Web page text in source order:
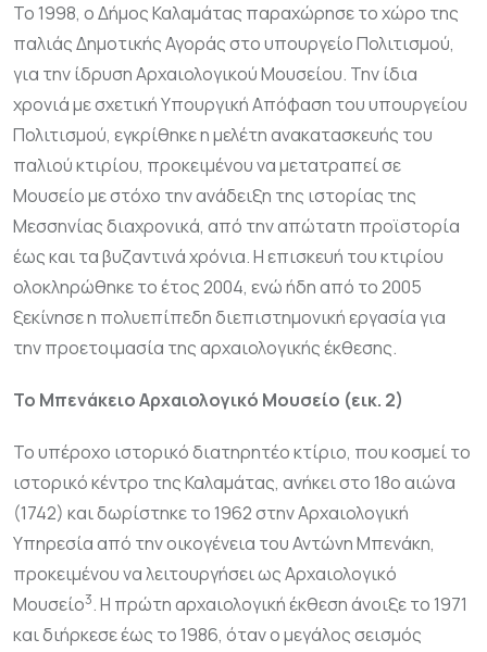
Το 1998, ο Δήμος Καλαμάτας παραχώρησε το χώρο της
παλιάς Δημοτικής Αγοράς στο υπουργείο Πολιτισμού,
για την ίδρυση Αρχαιολογικού Μουσείου. Την ίδια
χρονιά με σχετική Υπουργική Απόφαση του υπουργείου
Πολιτισμού, εγκρίθηκε η μελέτη ανακατασκευής του
παλιού κτιρίου, προκειμένου να μετατραπεί σε
Μουσείο με στόχο την ανάδειξη της ιστορίας της
Μεσσηνίας διαχρονικά, από την απώτατη προϊστορία
έως και τα βυζαντινά χρόνια. Η επισκευή του κτιρίου
ολοκληρώθηκε το έτος 2004, ενώ ήδη από το 2005
ξεκίνησε η πολυεπίπεδη διεπιστημονική εργασία για
την προετοιμασία της αρχαιολογικής έκθεσης.
Το Μπενάκειο Αρχαιολογικό Μουσείο (εικ. 2)
Το υπέροχο ιστορικό διατηρητέο κτίριο, που κοσμεί το
ιστορικό κέντρο της Καλαμάτας, ανήκει στο 18ο αιώνα
(1742) και δωρίστηκε το 1962 στην Αρχαιολογική
Υπηρεσία από την οικογένεια του Αντώνη Μπενάκη,
προκειμένου να λειτουργήσει ως Αρχαιολογικό
Μουσείο3. Η πρώτη αρχαιολογική έκθεση άνοιξε το 1971
και διήρκεσε έως το 1986, όταν ο μεγάλος σεισμός